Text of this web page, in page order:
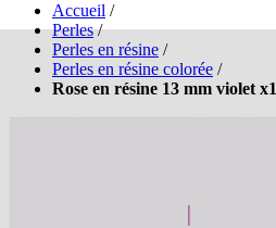
Accueil /
Perles /
Perles en résine /
Perles en résine colorée /
Rose en résine 13 mm violet x1